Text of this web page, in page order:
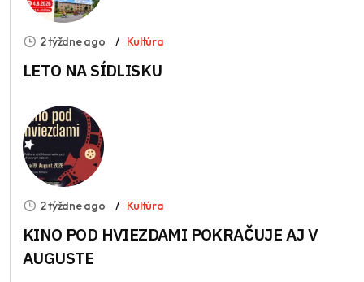
2 týždne ago Kultúra
LETO NA SÍDLISKU
2 týždne ago Kultúra
KINO POD HVIEZDAMI POKRAČUJE AJ V
AUGUSTE